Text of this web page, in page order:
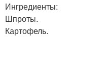
Ингредиенты:
Шпроты.
Картофель.